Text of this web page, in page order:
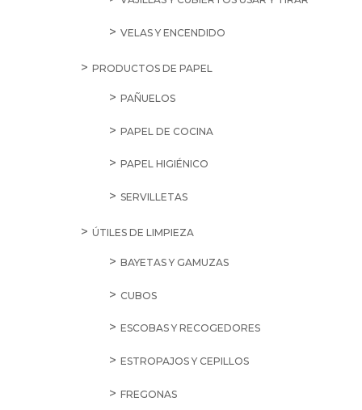
VELAS Y ENCENDIDO
PRODUCTOS DE PAPEL
PAÑUELOS
PAPEL DE COCINA
PAPEL HIGIÉNICO
SERVILLETAS
ÚTILES DE LIMPIEZA
BAYETAS Y GAMUZAS
CUBOS
ESCOBAS Y RECOGEDORES
ESTROPAJOS Y CEPILLOS
FREGONAS